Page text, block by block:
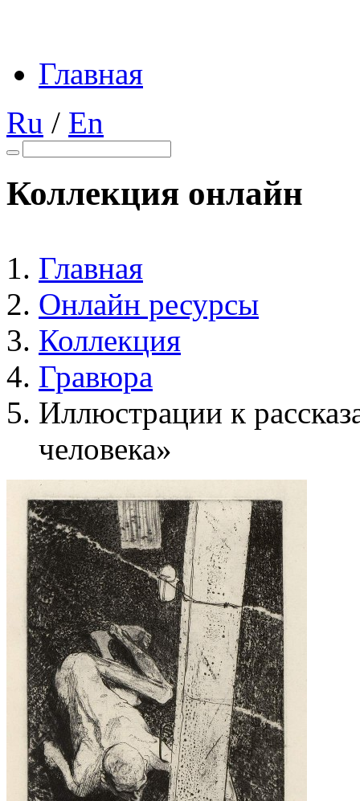
Главная
Ru / En
Коллекция онлайн
Главная
Онлайн ресурсы
Коллекция
Гравюра
Иллюстрации к
человека»